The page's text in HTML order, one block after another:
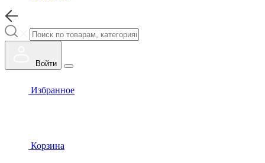
Войти
Избранное
Корзина